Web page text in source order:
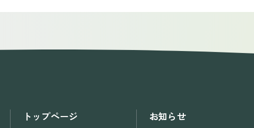
トップページ お知らせ